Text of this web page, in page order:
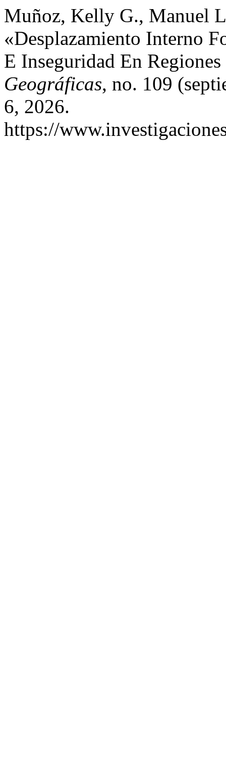
Muñoz, Kelly G., Manuel
«Desplazamiento Interno
E Inseguridad En
Geográficas, no. 109
6, 2026.
https://